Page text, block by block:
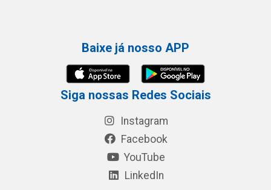
Baixe já nosso APP
Siga nossas Redes Sociais
Instagram
Facebook
YouTube
LinkedIn